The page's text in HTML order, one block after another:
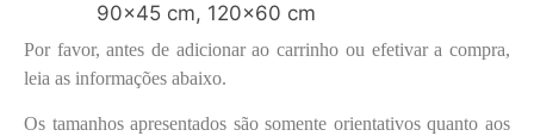
90×45 cm, 120×60 cm
Por favor, antes de adicionar ao carrinho ou efetivar a compra,
leia as informações abaixo.
Os tamanhos apresentados são somente orientativos quanto aos